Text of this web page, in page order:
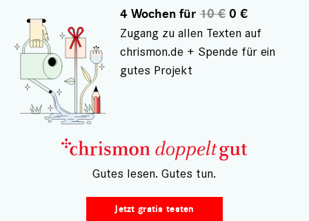
Mit freundlichen Grüßen,
Dr. Daniela Schwardt, Schwabach
ANMELDEN, UM KOMMENTARE VERFASSEN ZU
Christoph Grabitz (nicht registriert)
4 Wochen für10 €0 €
Zugang zu allen Texten auf
chrismon.de + Spende für ein
gutes Projekt
– Gutes lesen. Gutes tun.
Jetzt gratis testen